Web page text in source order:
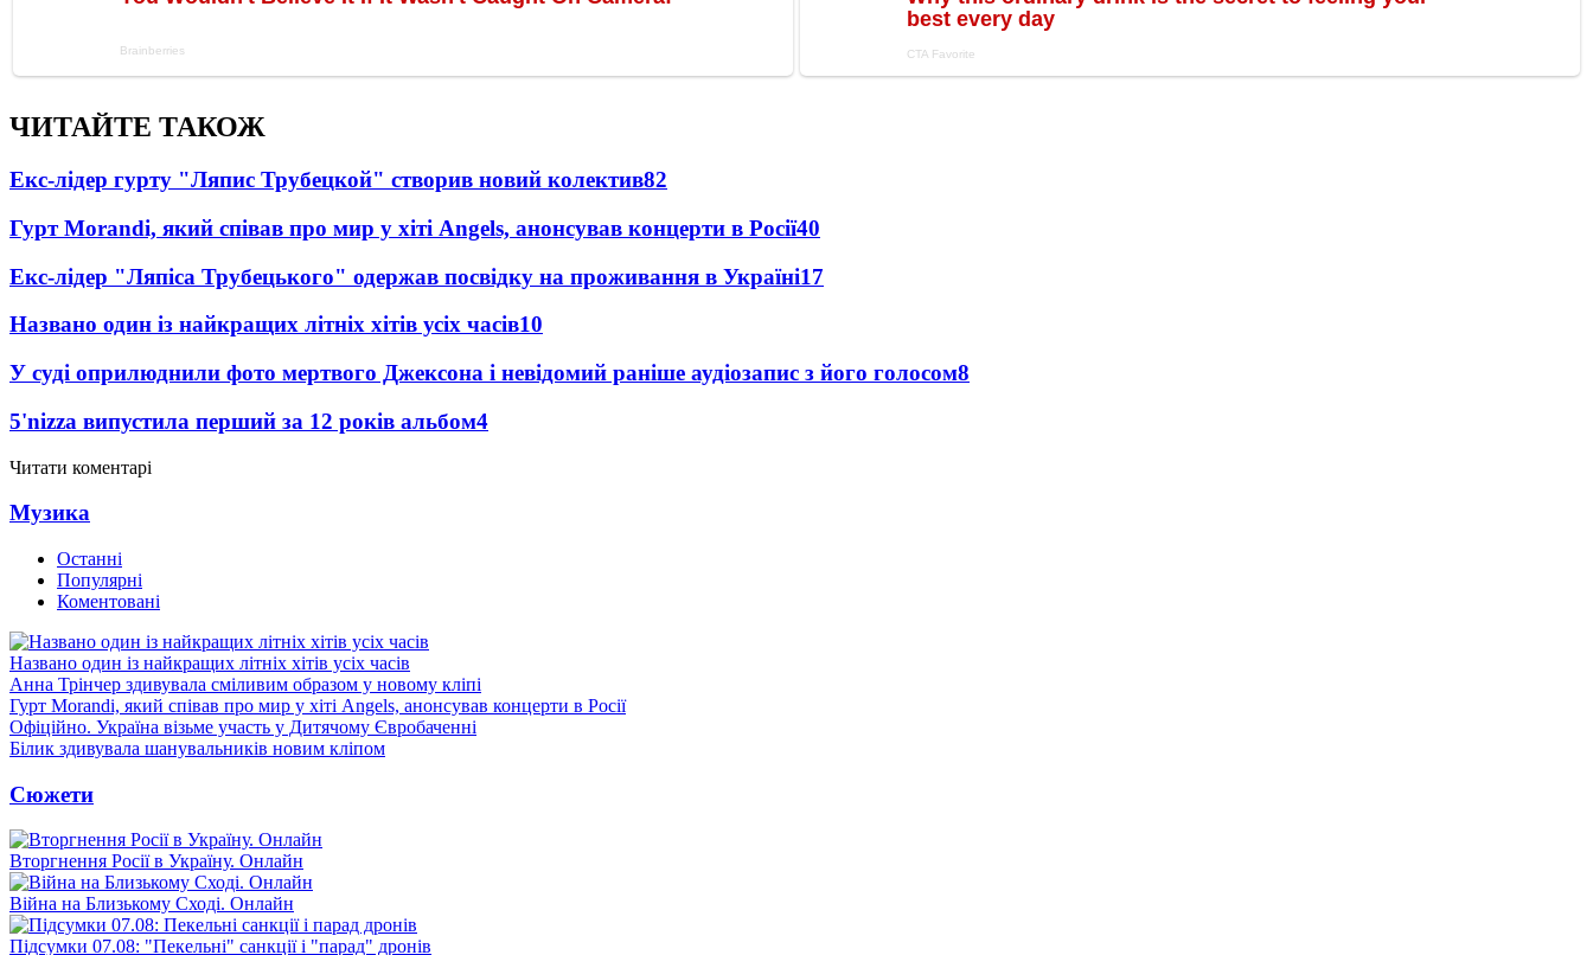
ЧИТАЙТЕ ТАКОЖ
Екс-лідер гурту "Ляпис Трубецкой" створив новий колектив82
Гурт Morandi, який співав про мир у хіті Angels, анонсував концерти в Росії40
Екс-лідер "Ляпіса Трубецького" одержав посвідку на проживання в Україні17
Названо один із найкращих літніх хітів усіх часів10
У суді оприлюднили фото мертвого Джексона і невідомий раніше аудіозапис з його голосом8
5'nizza випустила перший за 12 років альбом4
Читати коментарі
Музика
Останні
Популярні
Коментовані
Названо один із найкращих літніх хітів усіх часів
Анна Трінчер здивувала сміливим образом у новому кліпі
Гурт Morandi, який співав про мир у хіті Angels, анонсував концерти в Росії
Офіційно. Україна візьме участь у Дитячому Євробаченні
Білик здивувала шанувальників новим кліпом
Сюжети
Вторгнення Росії в Україну. Онлайн
Війна на Близькому Сході. Онлайн
Підсумки 07.08: "Пекельні" санкції і "парад" дронів